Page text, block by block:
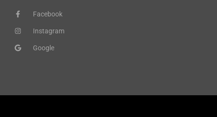
Facebook
Instagram
Google